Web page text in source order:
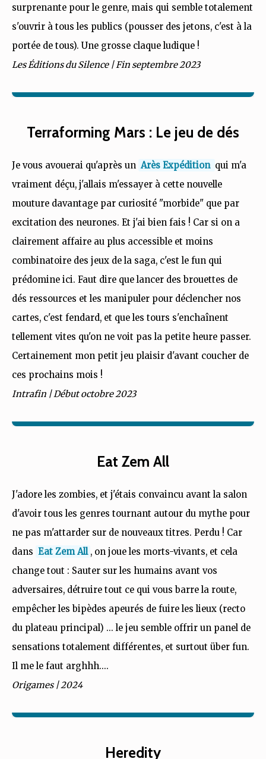
surprenante pour le genre, mais qui semble totalement
s'ouvrir à tous les publics (pousser des jetons, c'est à la
portée de tous). Une grosse claque ludique !
Les Éditions du Silence | Fin septembre 2023
Terraforming Mars : Le jeu de dés
Je vous avouerai qu'après un Arès Expédition qui m'a
vraiment déçu, j'allais m'essayer à cette nouvelle
mouture davantage par curiosité "morbide" que par
excitation des neurones. Et j'ai bien fais ! Car si on a
clairement affaire au plus accessible et moins
combinatoire des jeux de la saga, c'est le fun qui
prédomine ici. Faut dire que lancer des brouettes de
dés ressources et les manipuler pour déclencher nos
cartes, c'est fendard, et que les tours s'enchaînent
tellement vites qu'on ne voit pas la petite heure passer.
Certainement mon petit jeu plaisir d'avant coucher de
ces prochains mois !
Intrafin | Début octobre 2023
Eat Zem All
J'adore les zombies, et j'étais convaincu avant la salon
d'avoir tous les genres tournant autour du mythe pour
ne pas m'attarder sur de nouveaux titres. Perdu ! Car
dans Eat Zem All , on joue les morts-vivants, et cela
change tout : Sauter sur les humains avant vos
adversaires, détruire tout ce qui vous barre la route,
empêcher les bipèdes apeurés de fuire les lieux (recto
du plateau principal) ... le jeu semble offrir un panel de
sensations totalement différentes, et surtout über fun.
Il me le faut arghhh....
Origames | 2024
Heredity